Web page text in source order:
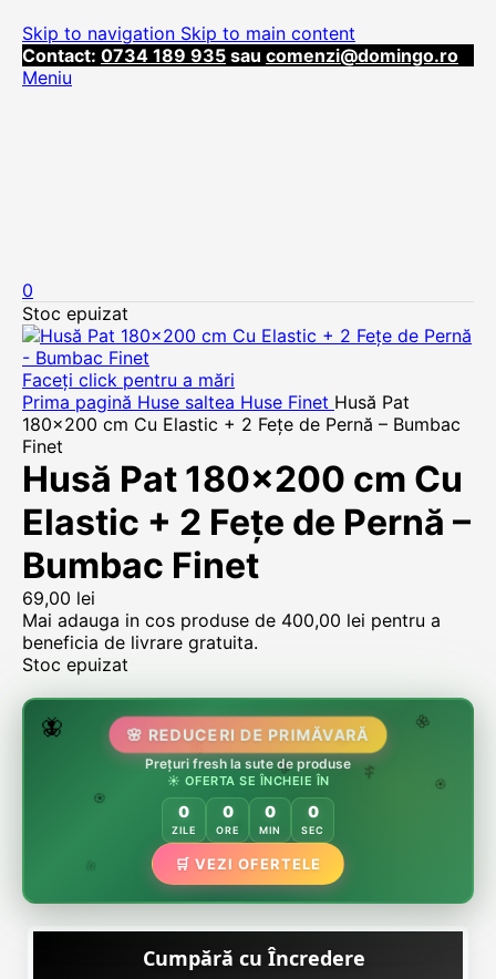
Skip to navigation Skip to main content
Contact: 0734 189 935 sau comenzi@domingo.ro
Meniu
0
Stoc epuizat
Faceți click pentru a mări
Prima pagină Huse saltea Huse Finet Husă Pat
180×200 cm Cu Elastic + 2 Fețe de Pernă – Bumbac
Finet
Husă Pat 180×200 cm Cu
Elastic + 2 Fețe de Pernă –
Bumbac Finet
69,00 lei
Mai adauga in cos produse de 400,00 lei pentru a
beneficia de livrare gratuita.
Stoc epuizat
🌸
🌸
🏵️
🌷
🦋 🌸 REDUCERI DE PRIMĂVARĂ
Prețuri fresh la sute de produse
☀️ OFERTA SE ÎNCHEIE ÎN
0
ZILE
0
ORE
0
MIN
0
SEC
🛒 VEZI OFERTELE
Cumpără cu Încredere